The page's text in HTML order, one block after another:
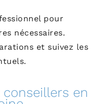
pour
nécessaires.
et suivez les
en